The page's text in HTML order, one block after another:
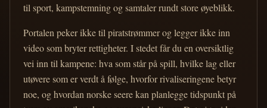
til sport, kampstemning og samtaler rundt store øyeblikk.
Portalen peker ikke til piratstrømmer og legger ikke inn
video som bryter rettigheter. I stedet får du en oversiktlig
vei inn til kampene: hva som står på spill, hvilke lag eller
utøvere som er verdt å følge, hvorfor rivaliseringene betyr
noe, og hvordan norske seere kan planlegge tidspunkt på